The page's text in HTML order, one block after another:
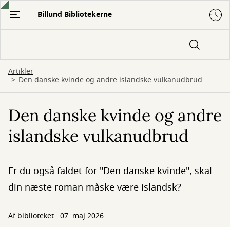
Gå
hovedindhold
Billund Bibliotekerne
Artikler
Den danske kvinde og andre islandske vulkanudbrud
Den danske kvinde og andre
islandske vulkanudbrud
Er du også faldet for "Den danske kvinde", skal
din næste roman måske være islandsk?
Af biblioteket 07. maj 2026